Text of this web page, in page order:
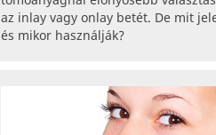
az inlay vagy onlay betét. De mit
és mikor használják?